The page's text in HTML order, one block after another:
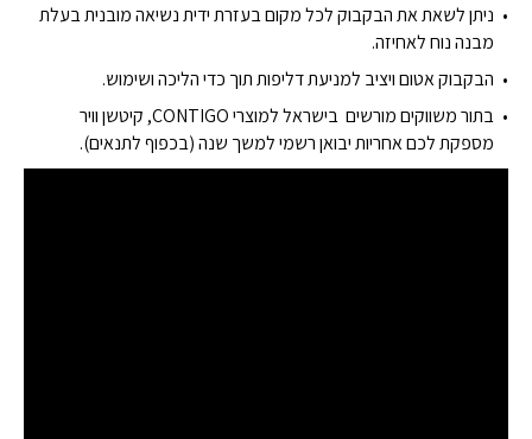
ניתן לשאת את הבקבוק לכל מקום בעזרת ידית נשיאה מובנית בעלת
מבנה נוח לאחיזה.
הבקבוק אטום ויציב למניעת דליפות תוך כדי הליכה ושימוש.
בתור משווקים מורשים בישראל למוצרי CONTIGO, קיטשן וויר
מספקת לכם אחריות יבואן רשמי למשך שנה (בכפוף לתנאים).